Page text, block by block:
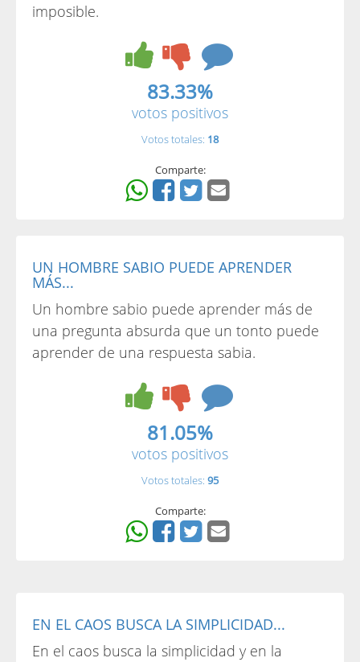
imposible.
83.33%
votos positivos
Votos totales: 18
Comparte:
UN HOMBRE SABIO PUEDE APRENDER
MÁS...
Un hombre sabio puede aprender más de
una pregunta absurda que un tonto puede
aprender de una respuesta sabia.
81.05%
votos positivos
Votos totales: 95
Comparte:
EN EL CAOS BUSCA LA SIMPLICIDAD...
En el caos busca la simplicidad y en la